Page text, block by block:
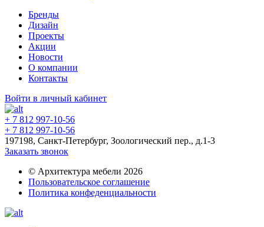
Бренды
Дизайн
Проекты
Акции
Новости
О компании
Контакты
Войти в личный кабинет
+ 7 812 997-10-56
+ 7 812 997-10-56
197198, Санкт-Петербург, Зоологический пер., д.1-3
Заказать звонок
© Архитектура мебели 2026
Пользовательское соглашение
Политика конфеденциальности